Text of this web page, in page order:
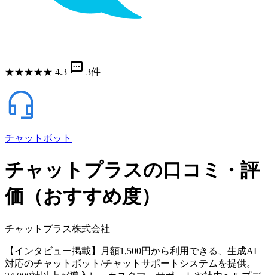
★★★★★ 4.3 sms 3件
チャットボット
チャットプラスの口コミ・評
価（おすすめ度）
チャットプラス株式会社
【インタビュー掲載】月額1,500円から利用できる、生成AI
対応のチャットボット/チャットサポートシステムを提供。